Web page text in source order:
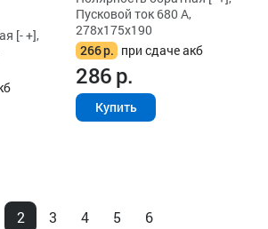
[- +],
Пусковой ток 680 А,
278x175x190
266р. при сдаче акб
286р.
Купить
2 3 4 5 6